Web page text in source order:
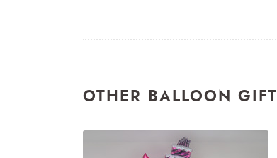
OTHER BALLOON GIFT